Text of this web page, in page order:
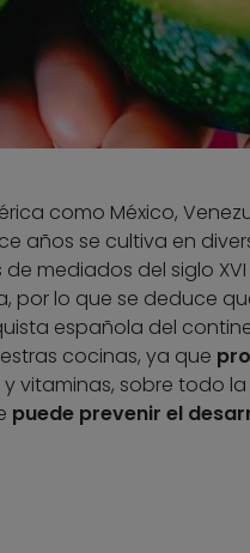
como México,
años se cultiva en
mediados del siglo
por lo que se deduce
española del
cocinas, ya que
vitaminas, sobre todo la
puede prevenir el